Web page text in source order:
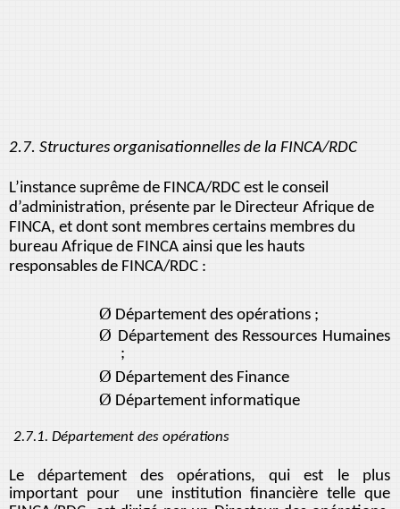
2.7. Structures organisationnelles de la FINCA/RDC
L’instance suprême de FINCA/RDC est le conseil
d’administration, présente par le Directeur Afrique de
FINCA, et dont sont membres certains membres du
bureau Afrique de FINCA ainsi que les hauts
responsables de FINCA/RDC :
Ø Département des opérations ;
Ø Département des Ressources Humaines
;
Ø Département des Finance
Ø Département informatique
2.7.1. Département des opérations
Le département des opérations, qui est le plus
important pour une institution financière telle que